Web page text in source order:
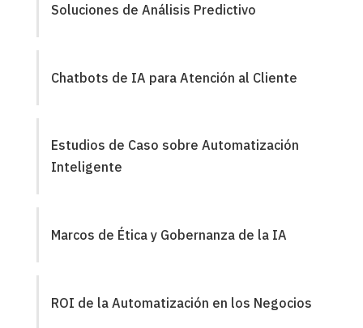
Soluciones de Análisis Predictivo
Chatbots de IA para Atención al Cliente
Estudios de Caso sobre Automatización
Inteligente
Marcos de Ética y Gobernanza de la IA
ROI de la Automatización en los Negocios